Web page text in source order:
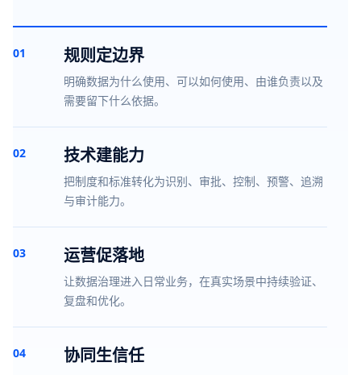
01 规则定边界
明确数据为什么使用、可以如何使用、由谁负责以及
需要留下什么依据。
02 技术建能力
把制度和标准转化为识别、审批、控制、预警、追溯
与审计能力。
03 运营促落地
让数据治理进入日常业务，在真实场景中持续验证、
复盘和优化。
04 协同生信任